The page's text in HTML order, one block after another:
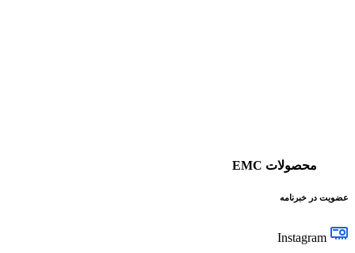
محصولات EMC
عضویت در خبرنامه
Instagram